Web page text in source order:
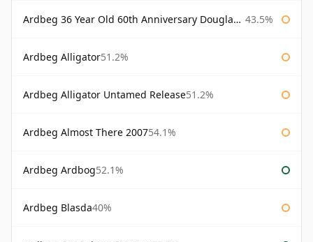
Ardbeg 36 Year Old 60th Anniversary Douglas Laing 43.5%
Ardbeg Alligator51.2%
Ardbeg Alligator Untamed Release51.2%
Ardbeg Almost There 200754.1%
Ardbeg Ardbog52.1%
Ardbeg Blasda40%